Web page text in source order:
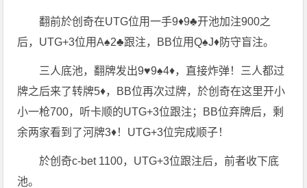
翻前於创奇在UTG位用一手9♦️9♣️开池加注900之
后，UTG+3位用A♠️2♣️跟注，BB位用Q♠️J♦️防守盲注。
三人底池，翻牌发出9♥️9♠️4♦️，直接炸弹！三人都过
牌之后来了转牌5♦️，BB位再次过牌，於创奇在这里开小
小一枪700，听卡顺的UTG+3位跟注；BB位弃牌后，剩
余两家看到了河牌3♦️！UTG+3位完成顺子！
於创奇c-bet 1100，UTG+3位跟注后，前者收下底
池。